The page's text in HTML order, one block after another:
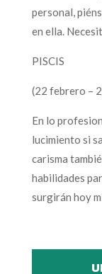
personal,
en ella.
PISCIS
(22 febrero –
En lo
lucimiento si
carisma
habilidades
surgirán hoy